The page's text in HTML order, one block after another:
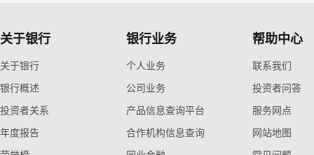
关于银行
关于银行
银行概述
投资者关系
年度报告
银行业务
个人业务
公司业务
产品信息查询平台
合作机构信息查询
帮助中心
联系我们
投资者问答
服务网点
网站地图